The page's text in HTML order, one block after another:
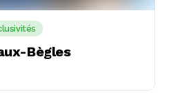
Bègles